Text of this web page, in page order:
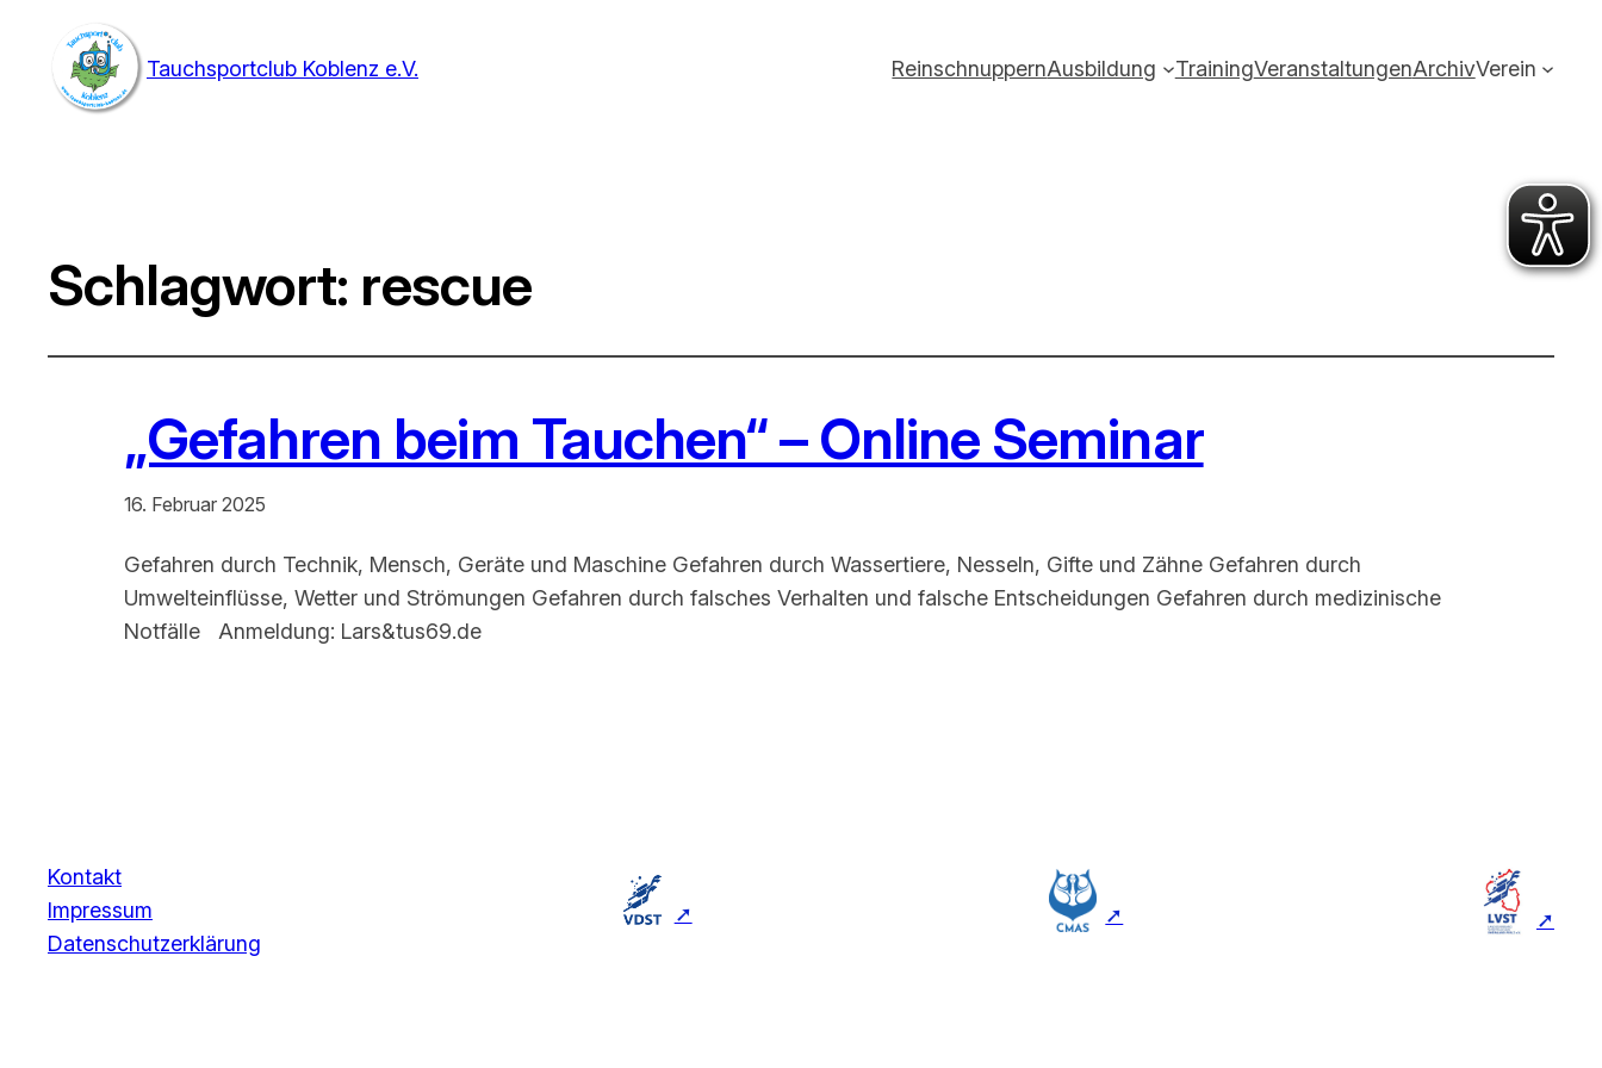
Tauchsportclub Koblenz e.V. ReinschnuppernAusbildung TrainingVeranstaltungenArchivVerein
Schlagwort: rescue
„Gefahren beim Tauchen“ – Online Seminar
16. Februar 2025
Gefahren durch Technik, Mensch, Geräte und Maschine Gefahren durch Wassertiere, Nesseln, Gifte und Zähne Gefahren durch
Umwelteinflüsse, Wetter und Strömungen Gefahren durch falsches Verhalten und falsche Entscheidungen Gefahren durch medizinische
Notfälle Anmeldung: Lars&tus69.de
Kontakt
Impressum
Datenschutzerklärung